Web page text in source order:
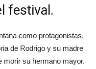
festival.
como protagonistas,
de Rodrigo y su madre
morir su hermano mayor.